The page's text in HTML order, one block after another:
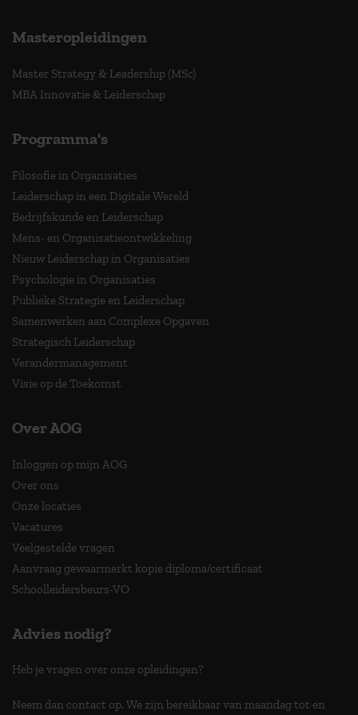
Masteropleidingen
Master Strategy & Leadership (MSc)
MBA Innovatie & Leiderschap
Programma's
Filosofie in Organisaties
Leiderschap in een Digitale Wereld
Bedrijfskunde en Leiderschap
Mens- en Organisatieontwikkeling
Nieuw Leiderschap in Organisaties
Psychologie in Organisaties
Publieke Strategie en Leiderschap
Samenwerken aan Complexe Opgaven
Strategisch Leiderschap
Verandermanagement
Visie op de Toekomst
Over AOG
Inloggen op mijn AOG
Over ons
Onze locaties
Vacatures
Veelgestelde vragen
Aanvraag gewaarmerkt kopie diploma/certificaat
Schoolleidersbeurs-VO
Advies nodig?
Heb je vragen over onze opleidingen?
Neem dan contact op. We zijn bereikbaar van maandag tot en